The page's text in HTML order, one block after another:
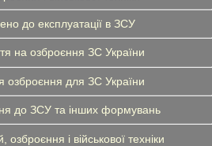
до експлуатації в ЗСУ
на озброєння ЗС України
озброєння для ЗС України
до ЗСУ та інших формувань
озброєння і військової техніки